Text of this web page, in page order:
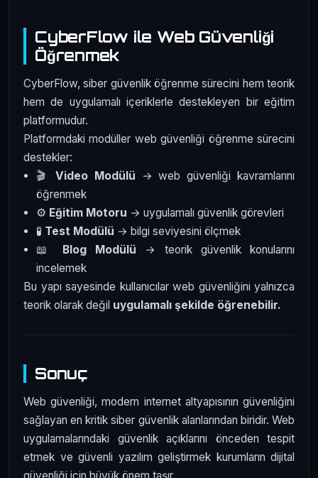
CyberFlow ile Web Güvenliği
Öğrenmek
CyberFlow, siber güvenlik öğrenme sürecini hem teorik
hem de uygulamalı içeriklerle destekleyen bir eğitim
platformudur.
Platformdaki modüller web güvenliği öğrenme sürecini
destekler:
🎬 Video Modülü → web güvenliği kavramlarını
öğrenmek
⚙️ Eğitim Motoru → uygulamalı güvenlik görevleri
🧪 Test Modülü → bilgi seviyesini ölçmek
📖 Blog Modülü → teorik güvenlik konularını
incelemek
Bu yapı sayesinde kullanıcılar web güvenliğini yalnızca
teorik olarak değil uygulamalı şekilde öğrenebilir.
Sonuç
Web güvenliği, modern internet altyapısının güvenliğini
sağlayan en kritik siber güvenlik alanlarından biridir. Web
uygulamalarındaki güvenlik açıklarını önceden tespit
etmek ve güvenli yazılım geliştirmek kurumların dijital